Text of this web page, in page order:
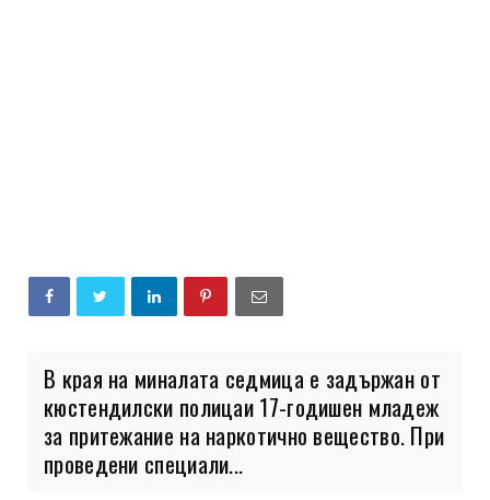
В края на миналата седмица е задържан от
кюстендилски полицаи 17-годишен младеж
за притежание на наркотично вещество. При
проведени специали...